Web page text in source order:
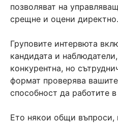
позволяват на
срещне и оцени директно.
Груповите интервюта
кандидата и
конкурентна, но
формат проверява
способност да работите в
Ето някои общи